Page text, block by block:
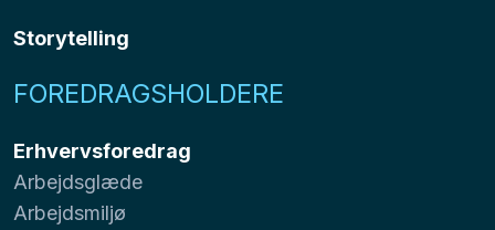
Storytelling
FOREDRAGSHOLDERE
Erhvervsforedrag
Arbejdsglæde
Arbejdsmiljø